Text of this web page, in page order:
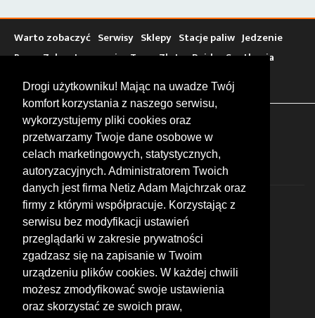
Drogi użytkowniku! Mając na uwadze Twój
komfort korzystania z naszego serwisu,
wykorzystujemy pliki cookies oraz
przetwarzamy Twoje dane osobowe w
celach marketingowych, statystycznych,
autoryzacyjnych. Administratorem Twoich
danych jest firma Netiz Adam Majchrzak oraz
firmy z którymi współpracuje. Korzystając z
serwisu bez modyfikacji ustawień
przeglądarki w zakresie prywatności
zgadzasz się na zapisanie w Twoim
urządzeniu plików cookies. W każdej chwili
możesz zmodyfikować swoje ustawienia
oraz skorzystać ze swoich praw,
Warto zobaczyć Serwisy Sklepy Stacje paliw Jedzenie
Bary Zakwaterowanie Tory Zloty Rajdy Spotkania
Targi
Giełdy Szkolenia
FOLLOW US
© 2026 by MotoWhizzer.com
All rights reserved.
KONTAKT
ul. Chopina 16, I piętro